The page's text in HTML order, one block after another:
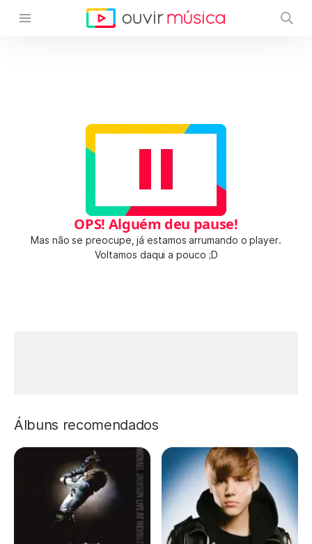
OPS! Alguém deu pause!
Mas não se preocupe, já estamos arrumando o player.
Voltamos daqui a pouco ;D
Álbuns recomendados